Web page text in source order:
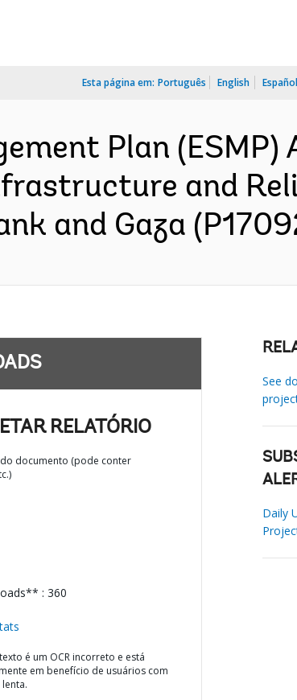
Esta página em: Português English Español
Plan (ESMP)
and
and Gaza
RELATÓRIO
documento (pode conter
: 360
é um OCR incorreto e está
em benefício de usuários com
See
Daily